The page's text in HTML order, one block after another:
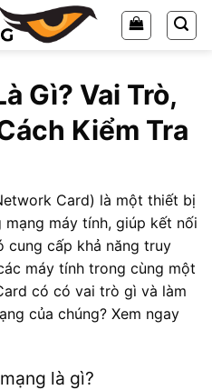
Gì? Vai Trò,
Kiểm Tra
Card) là một thiết bị
máy tính, giúp kết nối
cung cấp khả năng truy
máy tính trong cùng một
có có vai trò gì và làm
của chúng? Xem ngay
là gì?